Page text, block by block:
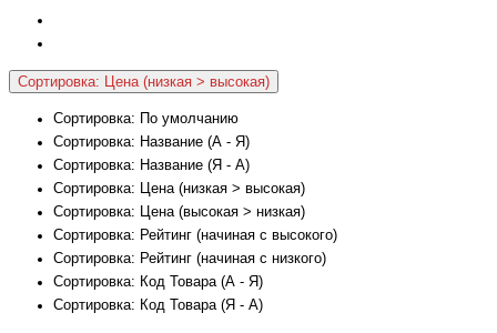
Сортировка: Цена (низкая > высокая)
Сортировка: По умолчанию
Сортировка: Название (А - Я)
Сортировка: Название (Я - А)
Сортировка: Цена (низкая > высокая)
Сортировка: Цена (высокая > низкая)
Сортировка: Рейтинг (начиная с высокого)
Сортировка: Рейтинг (начиная с низкого)
Сортировка: Код Товара (А - Я)
Сортировка: Код Товара (Я - А)